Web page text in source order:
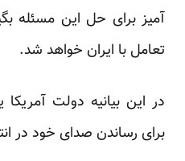
آمیز برای حل این مسئله
تعامل با ایران خواهد شد.
در این بیانیه دولت
برای رساندن صدای خود در